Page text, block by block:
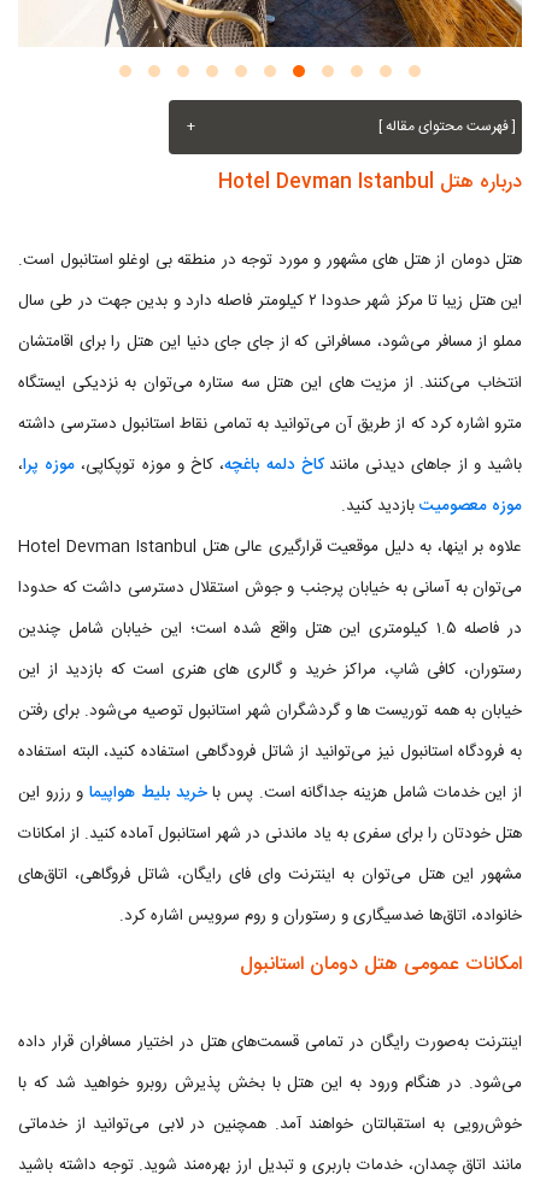
[ فهرست محتوای مقاله ] +
درباره هتل Hotel Devman Istanbul
هتل دومان از هتل های مشهور و مورد توجه در منطقه بی اوغلو استانبول است.
این هتل زیبا تا مرکز شهر حدودا ۲ کیلومتر فاصله دارد و بدین جهت در طی سال
مملو از مسافر می‌شود، مسافرانی که از جای جای دنیا این هتل را برای اقامتشان
انتخاب می‌کنند. از مزیت های این هتل سه ستاره می‌توان به نزدیکی ایستگاه
مترو اشاره کرد که از طریق آن می‌توانید به تمامی نقاط استانبول دسترسی داشته
باشید و از جاهای دیدنی مانندکاخ دلمه باغچه، کاخ و موزه توپکاپی، موزه پرا،
موزه معصومیتبازدید کنید.
علاوه بر اینها، به دلیل موقعیت قرارگیری عالی هتل Hotel Devman Istanbul
می‌توان به آسانی به خیابان پرجنب و جوش استقلال دسترسی داشت که حدودا
در فاصله ۱.۵ کیلومتری این هتل واقع شده است؛ این خیابان شامل چندین
رستوران، کافی شاپ، مراکز خرید و گالری های هنری است که بازدید از این
خیابان به همه توریست ها و گردشگران شهر استانبول توصیه می‌شود. برای رفتن
به فرودگاه استانبول نیز می‌توانید از شاتل فرودگاهی استفاده کنید، البته استفاده
از این خدمات شامل هزینه جداگانه است. پس باخرید بلیط هواپیماو رزرو این
هتل خودتان را برای سفری به یاد ماندنی در شهر استانبول آماده کنید. از امکانات
مشهور این هتل می‌توان به اینترنت وای فای رایگان، شاتل فروگاهی، اتاق‌های
خانواده، اتاق‌ها ضدسیگاری و رستوران و روم سرویس اشاره کرد.
امکانات عمومی هتل دومان استانبول
اینترنت به‌صورت رایگان در تمامی قسمت‌های هتل در اختیار مسافران قرار داده
می‌شود. در هنگام ورود به این هتل با بخش پذیرش روبرو خواهید شد که با
خوش‌رویی به استقبالتان خواهند آمد. همچنین در لابی می‌توانید از خدماتی
مانند اتاق چمدان، خدمات باربری و تبدیل ارز بهره‌مند شوید. توجه داشته باشید